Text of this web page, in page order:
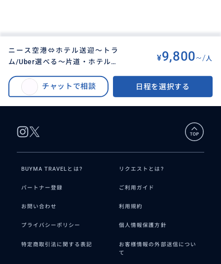
ニース空港⇔ホテル送迎～トラ
ム/Uber選べる～片道・ホテルや
名様料金】
¥9,800~/人
チャットで相談 日程を選択する
ニース空港⇔ホテル送迎～トラム/Uber選べる～片道・ホテルや宿や空港のチ
ェックイン同伴【１名様料金】
BUYMA TRAVELとは? リクエストとは?
パートナー登録 ご利用ガイド
お問い合わせ 利用規約
プライバシーポリシー 個人情報保護方針
特定商取引法に関する表記
お客様情報の外部送信につい
て